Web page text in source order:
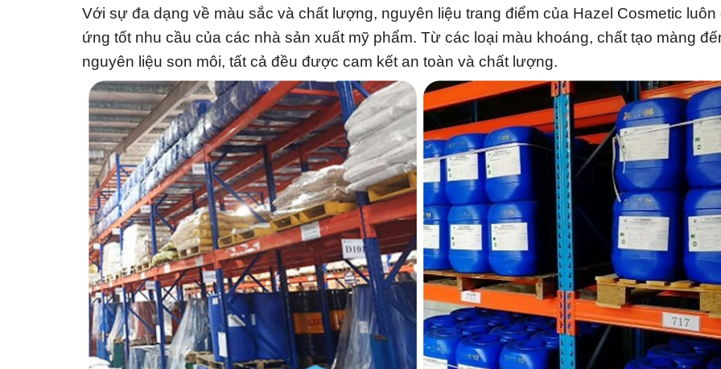
Với sự đa dạng về màu sắc và chất lượng, nguyên liệu trang điểm của Hazel Cosmetic luôn
ứng tốt nhu cầu của các nhà sản xuất mỹ phẩm. Từ các loại màu khoáng, chất tạo màng
nguyên liệu son môi, tất cả đều được cam kết an toàn và chất lượng.